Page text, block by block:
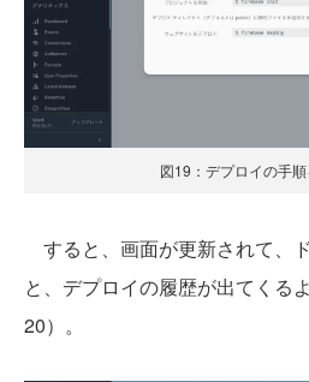
図19：デプロイの手
すると、画面が更新されて、
と、デプロイの履歴が出てくる
20）。